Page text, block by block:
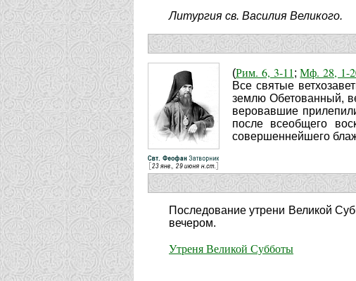
Литургия св. Василия Великого.
(Рим. 6, 3-11 ;Мф. 28, 1-
Все святые
землю Обетованный,
веровавшие
после всеобщего
совершеннейшего
Последование утрени Великой
вечером.
Утреня Великой Субботы